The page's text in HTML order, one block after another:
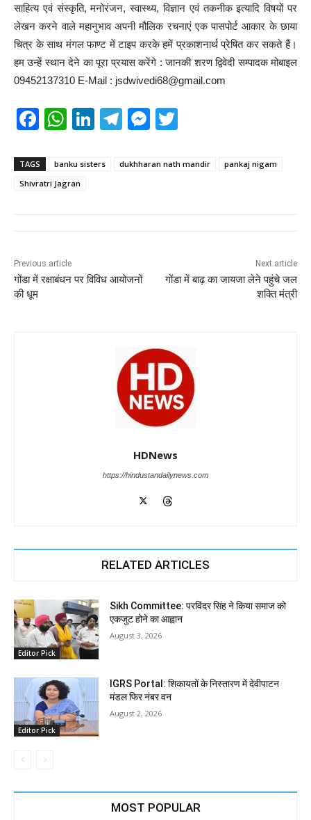
साहित्य एवं संस्कृति, मनोरंजन, स्वास्थ्य, विज्ञान एवं तकनीक इत्यादि विषयों पर
लेखन करने वाले महानुभाव अपनी मौलिक रचनाएं एक पासपोर्ट आकार के छाया
चित्र के साथ मंगल फाण्ट में टाइप करके हमें प्रकाशनार्थ प्रेषित कर सकते हैं।
हम उन्हें स्थान देने का पूरा प्रयास करेंगे : जानकी शरण द्विवेदी सम्पादक मोबाइल
09452137310 E-Mail : jsdwivedi68@gmail.com
F
c
e
k
W
at
s
Li
k
T
e
M
ss tt
TAGS banku sisters dukhharan nath mandir
pankaj nigam
Shivratri Jagran
Previous article
गोंडा में रक्षाबंधन पर विविध आयोजनों
की धूम
Next article
गोंडा में बाढ़ का जायजा लेने पहुंचे जल
शक्ति मंत्री
HDNews
https://hindustandailynews.com
RELATED ARTICLES
Editor Pick
Sikh Committee: परविंदर सिंह ने किया समाज को
एकजुट होने का आह्वान
August 3, 2026
Editor Pick
IGRS Portal: शिकायतों के निस्तारण में देवीपाटन
मंडल फिर नंबर वन
August 2, 2026
MOST POPULAR